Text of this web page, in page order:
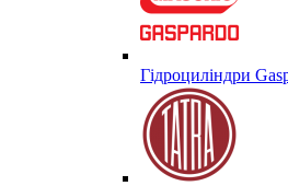
Гідроциліндри